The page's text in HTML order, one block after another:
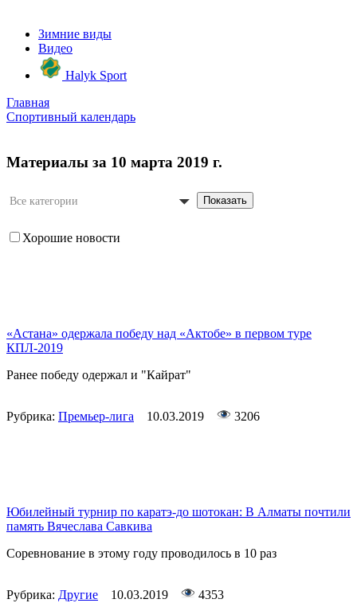
Зимние виды
Видео
Halyk Sport
Главная
Спортивный календарь
Материалы за 10 марта 2019 г.
Все категории Показать
Хорошие новости
«Астана» одержала победу над «Актобе» в первом туре
КПЛ-2019
Ранее победу одержал и "Кайрат"
Рубрика: Премьер-лига 10.03.2019 3206
Юбилейный турнир по каратэ-до шотокан: В Алматы почтили
память Вячеслава Савкива
Соревнование в этому году проводилось в 10 раз
Рубрика: Другие 10.03.2019 4353